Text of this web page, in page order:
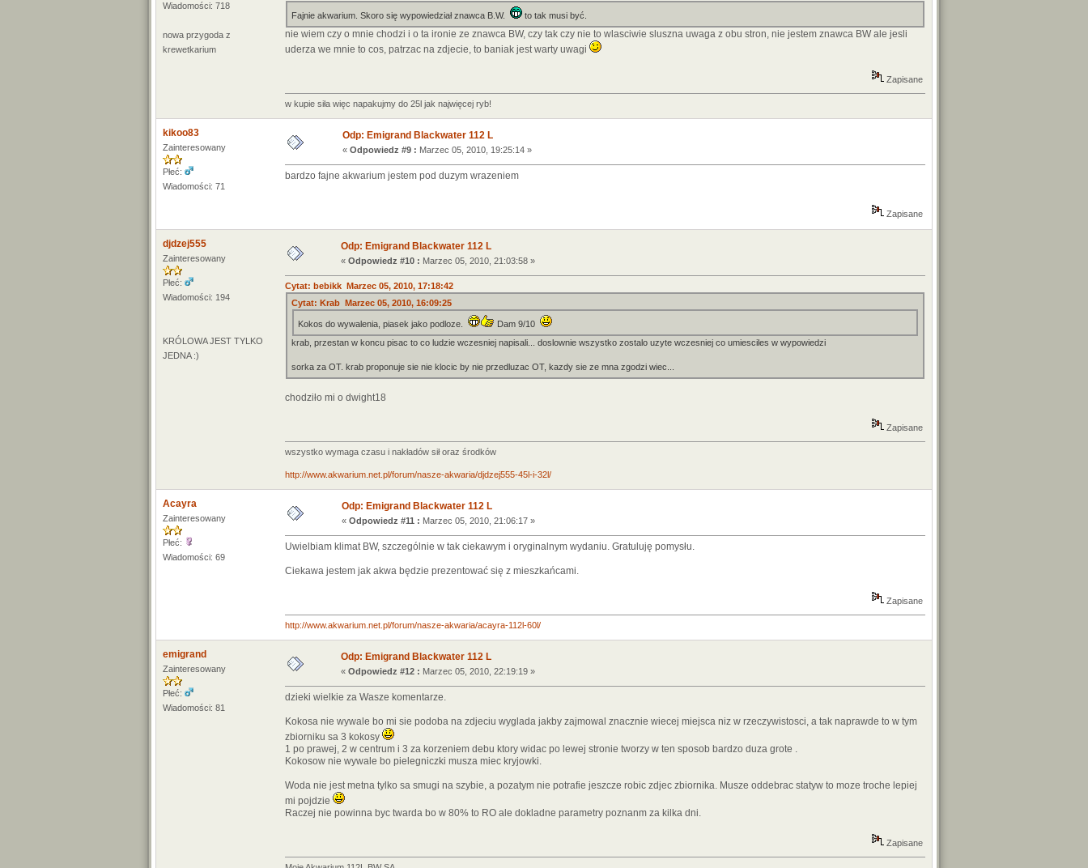
Wiadomości: 718
nowa przygoda z
krewetkarium
Fajnie akwarium. Skoro się wypowiedział znawca B.W. to tak musi być.
nie wiem czy o mnie chodzi i o ta ironie ze znawca BW, czy tak czy nie to wlasciwie sluszna uwaga z obu stron, nie jestem znawca BW ale jesli
uderza we mnie to cos, patrzac na zdjecie, to baniak jest warty uwagi
Zapisane
w kupie siła więc napakujmy do 25l jak najwięcej ryb!
kikoo83
Zainteresowany
Płeć:
Wiadomości: 71
Odp: Emigrand Blackwater 112 L
« Odpowiedz #9 : Marzec 05, 2010, 19:25:14 »
bardzo fajne akwarium jestem pod duzym wrazeniem
Zapisane
djdzej555
Zainteresowany
Płeć:
Wiadomości: 194
KRÓLOWA JEST TYLKO
JEDNA :)
Odp: Emigrand Blackwater 112 L
« Odpowiedz #10 : Marzec 05, 2010, 21:03:58 »
Cytat: bebikk Marzec 05, 2010, 17:18:42
Cytat: Krab Marzec 05, 2010, 16:09:25
Kokos do wywalenia, piasek jako podloze.
Dam 9/10
krab, przestan w koncu pisac to co ludzie wczesniej napisali... doslownie wszystko zostalo uzyte wczesniej co umiesciles w wypowiedzi
sorka za OT. krab proponuje sie nie klocic by nie przedluzac OT, kazdy sie ze mna zgodzi wiec...
chodziło mi o dwight18
Zapisane
wszystko wymaga czasu i nakładów sił oraz środków
http://www.akwarium.net.pl/forum/nasze-akwaria/djdzej555-45l-i-32l/
Acayra
Zainteresowany
Płeć:
Wiadomości: 69
Odp: Emigrand Blackwater 112 L
« Odpowiedz #11 : Marzec 05, 2010, 21:06:17 »
Uwielbiam klimat BW, szczególnie w tak ciekawym i oryginalnym wydaniu. Gratuluję pomysłu.
Ciekawa jestem jak akwa będzie prezentować się z mieszkańcami.
Zapisane
http://www.akwarium.net.pl/forum/nasze-akwaria/acayra-112l-60l/
emigrand
Zainteresowany
Płeć:
Wiadomości: 81
Odp: Emigrand Blackwater 112 L
« Odpowiedz #12 : Marzec 05, 2010, 22:19:19 »
dzieki wielkie za Wasze komentarze.
Kokosa nie wywale bo mi sie podoba na zdjeciu wyglada jakby zajmowal znacznie wiecej miejsca niz w rzeczywistosci, a tak naprawde to w tym
zbiorniku sa 3 kokosy
1 po prawej, 2 w centrum i 3 za korzeniem debu ktory widac po lewej stronie tworzy w ten sposob bardzo duza grote .
Kokosow nie wywale bo pielegniczki musza miec kryjowki.
Woda nie jest metna tylko sa smugi na szybie, a pozatym nie potrafie jeszcze robic zdjec zbiornika. Musze oddebrac statyw to moze troche lepiej
mi pojdzie
Raczej nie powinna byc twarda bo w 80% to RO ale dokladne parametry poznanm za kilka dni.
Zapisane